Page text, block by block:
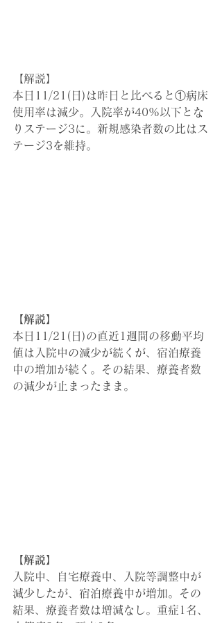
【解説】
本日11/21(日)は昨日と比べると①病床
使用率は減少。入院率が40%以下とな
りステージ3に。新規感染者数の比はス
テージ3を維持。
【解説】
本日11/21(日)の直近1週間の移動平均
値は入院中の減少が続くが、宿泊療養
中の増加が続く。その結果、療養者数
の減少が止まったまま。
【解説】
入院中、自宅療養中、入院等調整中が
減少したが、宿泊療養中が増加。その
結果、 療養者数は増減なし。重症1名、